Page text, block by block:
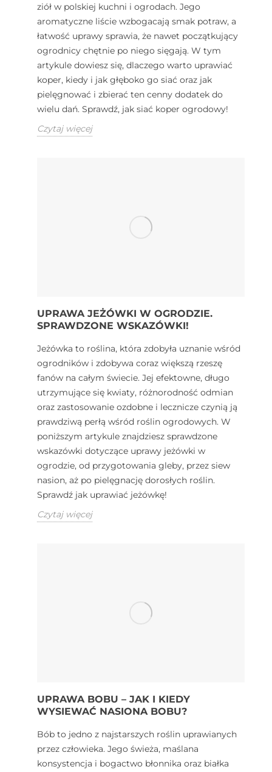
ziół w polskiej kuchni i ogrodach. Jego
aromatyczne liście wzbogacają smak potraw, a
łatwość uprawy sprawia, że nawet początkujący
ogrodnicy chętnie po niego sięgają. W tym
artykule dowiesz się, dlaczego warto uprawiać
koper, kiedy i jak głęboko go siać oraz jak
pielęgnować i zbierać ten cenny dodatek do
wielu dań. Sprawdź, jak siać koper ogrodowy!
Czytaj więcej
UPRAWA JEŻÓWKI W OGRODZIE.
SPRAWDZONE WSKAZÓWKI!
Jeżówka to roślina, która zdobyła uznanie wśród
ogrodników i zdobywa coraz większą rzeszę
fanów na całym świecie. Jej efektowne, długo
utrzymujące się kwiaty, różnorodność odmian
oraz zastosowanie ozdobne i lecznicze czynią ją
prawdziwą perłą wśród roślin ogrodowych. W
poniższym artykule znajdziesz sprawdzone
wskazówki dotyczące uprawy jeżówki w
ogrodzie, od przygotowania gleby, przez siew
nasion, aż po pielęgnację dorosłych roślin.
Sprawdź jak uprawiać jeżówkę!
Czytaj więcej
UPRAWA BOBU – JAK I KIEDY
WYSIEWAĆ NASIONA BOBU?
Bób to jedno z najstarszych roślin uprawianych
przez człowieka. Jego świeża, maślana
konsystencja i bogactwo błonnika oraz białka